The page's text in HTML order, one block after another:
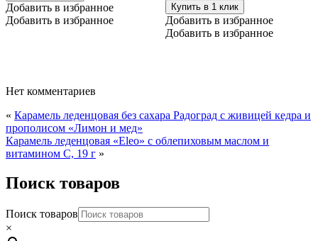
Добавить в избранное
Добавить в избранное
Купить в 1 клик
Добавить в избранное
Добавить в избранное
Нет комментариев
« Карамель леденцовая без сахара Радоград с живицей кедра и
прополисом «Лимон и мед»
Карамель леденцовая «Eleo» с облепиховым маслом и
витамином С, 19 г »
Поиск товаров
Поиск товаров
×